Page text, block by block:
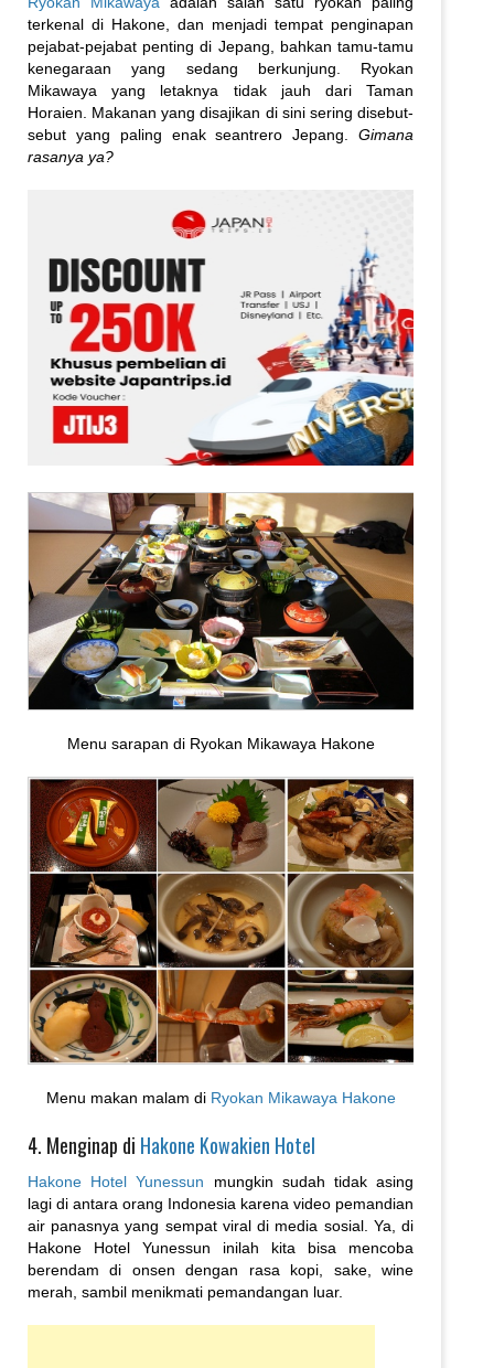
terkenal di Hakone, dan menjadi tempat penginapan
pejabat-pejabat penting di Jepang, bahkan tamu-tamu
kenegaraan yang sedang berkunjung. Ryokan
Mikawaya yang letaknya tidak jauh dari Taman
Horaien. Makanan yang disajikan di sini sering disebut-
sebut yang paling enak seantrero Jepang. Gimana
rasanya ya?
Menu sarapan di Ryokan Mikawaya Hakone
Menu makan malam di Ryokan Mikawaya Hakone
4. Menginap di Hakone Kowakien Hotel
Hakone Hotel Yunessun mungkin sudah tidak asing
lagi di antara orang Indonesia karena video pemandian
air panasnya yang sempat viral di media sosial. Ya, di
Hakone Hotel Yunessun inilah kita bisa mencoba
berendam di onsen dengan rasa kopi, sake, wine
merah, sambil menikmati pemandangan luar.